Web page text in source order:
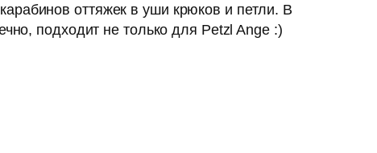
оттяжек в уши крюков и петли. В
подходит не только для Petzl Ange :)